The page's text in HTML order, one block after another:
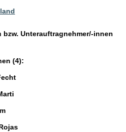
bzw. Unterauftragnehmer/-innen
(4):